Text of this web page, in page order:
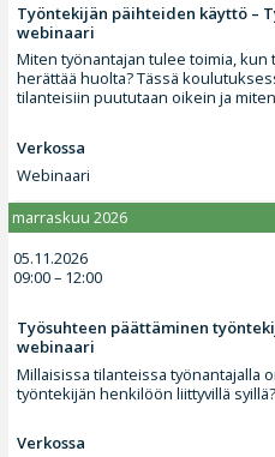
Työntekijän päihteiden käyttö –
webinaari
Miten työnantajan tulee toimia,
herättää huolta? Tässä
tilanteisiin puututaan oikein ja
Verkossa
Webinaari
marraskuu 2026
05.11.2026
09:00 – 12:00
Työsuhteen päättäminen
webinaari
Millaisissa tilanteissa työnantajalla
työntekijän henkilöön liittyvillä syillä?
Verkossa